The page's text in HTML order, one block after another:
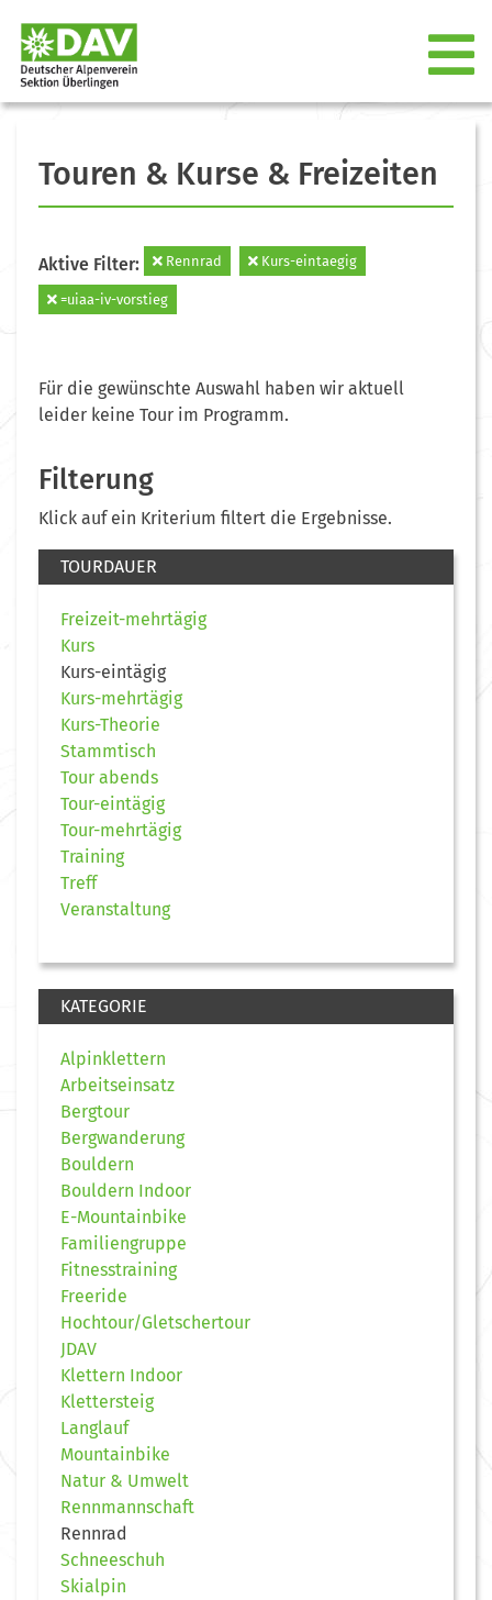
Touren & Kurse & Freizeiten
Aktive Filter: Rennrad Kurs-eintaegig
=uiaa-iv-vorstieg
Für die gewünschte Auswahl haben wir aktuell
leider keine Tour im Programm.
Filterung
Klick auf ein Kriterium filtert die Ergebnisse.
TOURDAUER
Freizeit-mehrtägig
Kurs
Kurs-eintägig
Kurs-mehrtägig
Kurs-Theorie
Stammtisch
Tour abends
Tour-eintägig
Tour-mehrtägig
Training
Treff
Veranstaltung
KATEGORIE
Alpinklettern
Arbeitseinsatz
Bergtour
Bergwanderung
Bouldern
Bouldern Indoor
E-Mountainbike
Familiengruppe
Fitnesstraining
Freeride
Hochtour/Gletschertour
JDAV
Klettern Indoor
Klettersteig
Langlauf
Mountainbike
Natur & Umwelt
Rennmannschaft
Rennrad
Schneeschuh
Skialpin